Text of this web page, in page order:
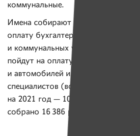
коммунальные.
Имена собирают средства на
оплату бухгалтерских услуг, услуг
и коммунальных услуг. Также
пойдут на оплату ремонта
и автомобилей и вознаграждений
специалистов (водитель,
на 2021 год — 103 253
собрано 16 386 рублей.